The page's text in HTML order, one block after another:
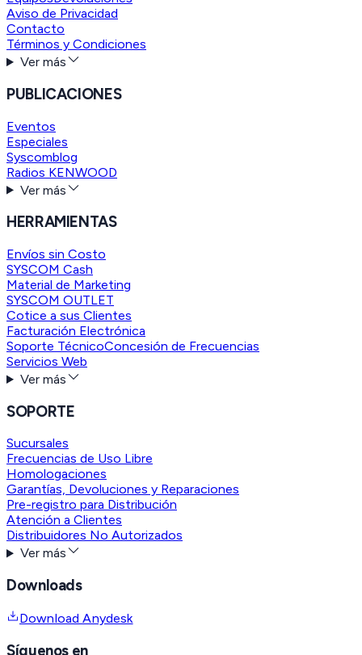
Aviso de Privacidad
Contacto
Términos y Condiciones
Ver más
PUBLICACIONES
Eventos
Especiales
Syscomblog
Radios KENWOOD
Ver más
HERRAMIENTAS
Envíos sin Costo
SYSCOM Cash
Material de Marketing
SYSCOM OUTLET
Cotice a sus Clientes
Facturación Electrónica
Soporte TécnicoConcesión de Frecuencias
Servicios Web
Ver más
SOPORTE
Sucursales
Frecuencias de Uso Libre
Homologaciones
Garantías, Devoluciones y Reparaciones
Pre-registro para Distribución
Atención a Clientes
Distribuidores No Autorizados
Ver más
Downloads
Download Anydesk
Síguenos en